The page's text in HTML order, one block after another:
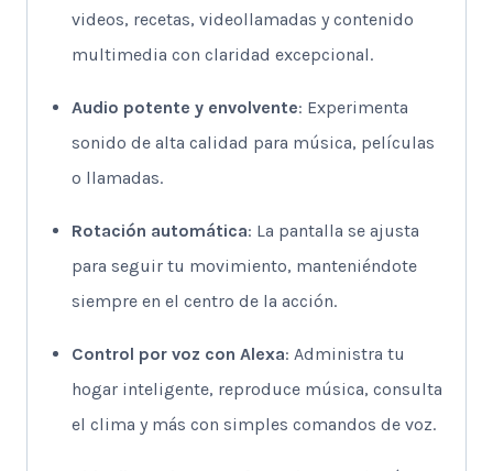
videos, recetas, videollamadas y contenido
multimedia con claridad excepcional.
Audio potente y envolvente: Experimenta
sonido de alta calidad para música, películas
o llamadas.
Rotación automática: La pantalla se ajusta
para seguir tu movimiento, manteniéndote
siempre en el centro de la acción.
Control por voz con Alexa: Administra tu
hogar inteligente, reproduce música, consulta
el clima y más con simples comandos de voz.